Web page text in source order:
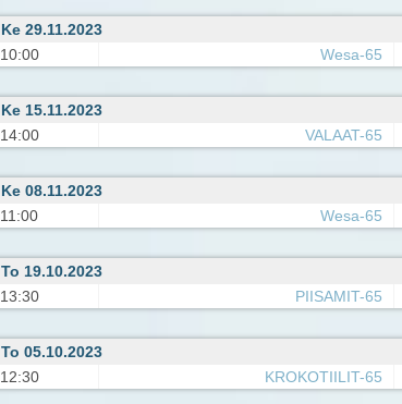
Ke 29.11.2023
10:00
Wesa-65
Ke 15.11.2023
14:00
VALAAT-65
Ke 08.11.2023
11:00
Wesa-65
To 19.10.2023
13:30
PIISAMIT-65
To 05.10.2023
12:30
KROKOTIILIT-65